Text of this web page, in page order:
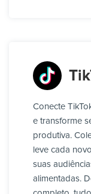
Conecte
e transforme
produtiva.
leve cada
suas
alimentadas.